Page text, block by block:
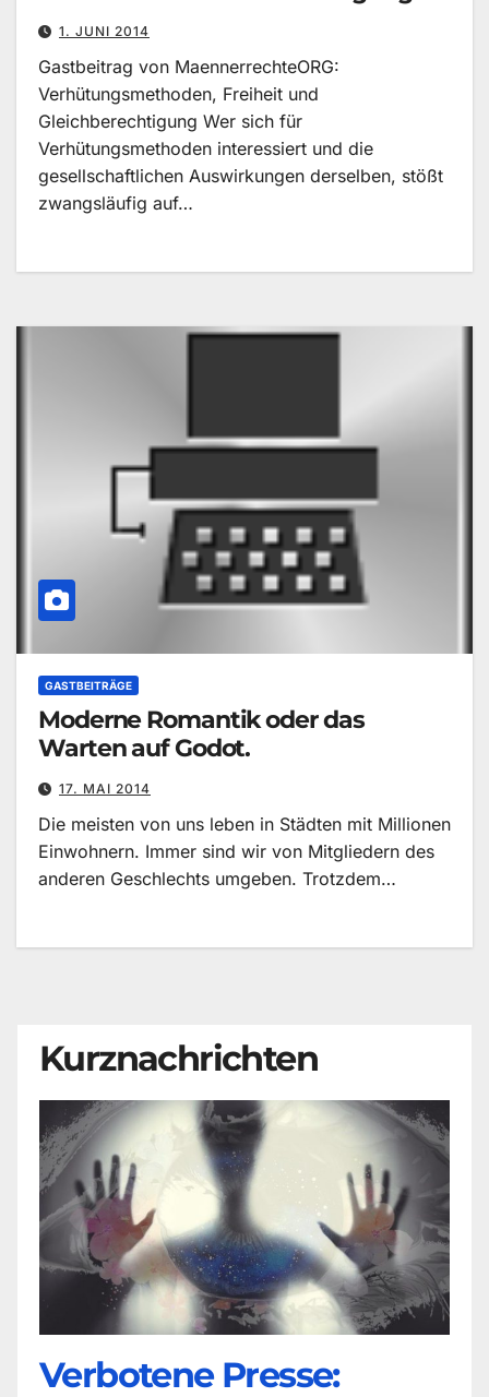
1. JUNI 2014
Gastbeitrag von MaennerrechteORG:
Verhütungsmethoden, Freiheit und
Gleichberechtigung Wer sich für
Verhütungsmethoden interessiert und die
gesellschaftlichen Auswirkungen derselben, stößt
zwangsläufig auf…
GASTBEITRÄGE
Moderne Romantik oder das
Warten auf Godot.
17. MAI 2014
Die meisten von uns leben in Städten mit Millionen
Einwohnern. Immer sind wir von Mitgliedern des
anderen Geschlechts umgeben. Trotzdem…
Kurznachrichten
Verbotene Presse: